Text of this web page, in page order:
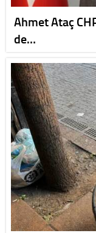
Ahmet Ataç
de…